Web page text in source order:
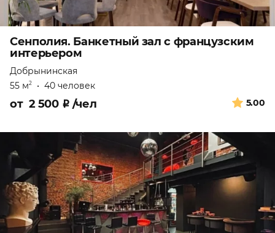
Сенполия. Банкетный зал с французским
интерьером
Добрынинская
55 м2 • 40 человек
5.00
от 2 500 ₽ /чел